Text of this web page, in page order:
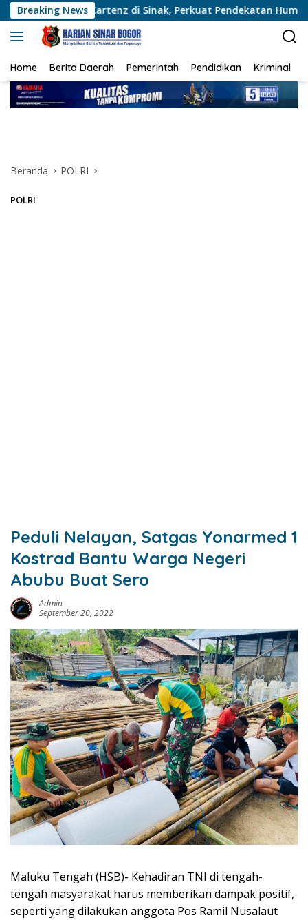
Langsung
ke
konten
Breaking News
di Sinak, Perkuat Pendekatan Humanis Bersama
Home Berita Daerah Pemerintah Pendidikan Kriminal
Beranda POLRI
POLRI
Peduli Nelayan, Satgas Yonarmed 1
Kostrad Bantu Warga Negeri
Abubu Buat Sero
Admin
September 20, 2022
Maluku Tengah (HSB)- Kehadiran TNI di tengah-
tengah masyarakat harus memberikan dampak positif,
seperti yang dilakukan anggota Pos Ramil Nusalaut